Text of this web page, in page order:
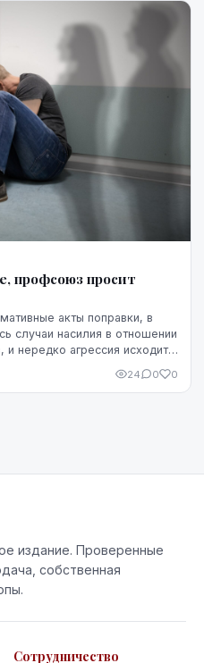
профсоюз просит
акты поправки, в
случаи насилия в отношении
и нередко агрессия исходит
24 0 0
издание. Проверенные
собственная
Сотрудничество